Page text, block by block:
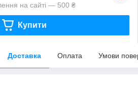
на сайті — 500 ₴
Купити
Доставка Оплата Умови